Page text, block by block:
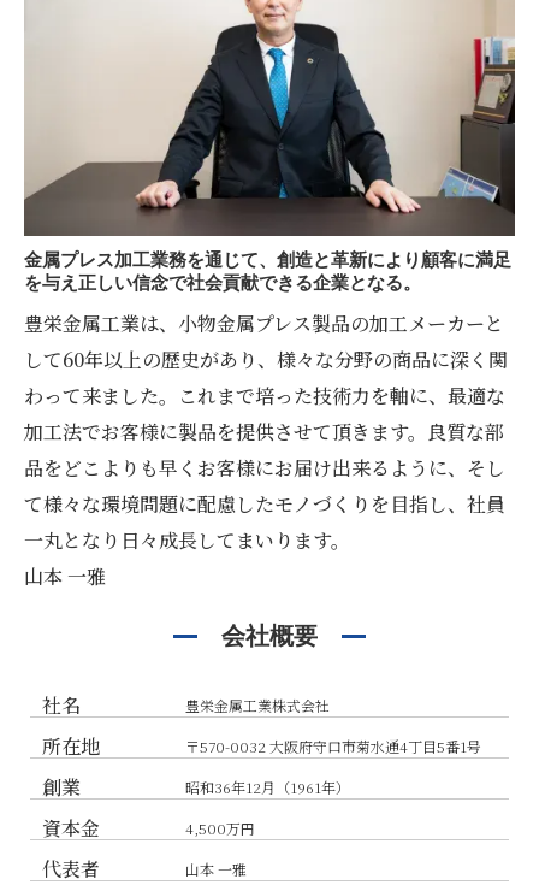
金属プレス加工業務を通じて、創造と革新により顧客に満足
を与え正しい信念で社会貢献できる企業となる。
豊栄金属工業は、小物金属プレス製品の加工メーカーと
して60年以上の歴史があり、様々な分野の商品に深く関
わって来ました。これまで培った技術力を軸に、最適な
加工法でお客様に製品を提供させて頂きます。良質な部
品をどこよりも早くお客様にお届け出来るように、そし
て様々な環境問題に配慮したモノづくりを目指し、社員
一丸となり日々成長してまいります。
山本 一雅
会社概要
社名 豊栄金属工業株式会社
所在地 〒570-0032 大阪府守口市菊水通4丁目5番1号
創業 昭和36年12月（1961年）
資本金 4,500万円
代表者 山本 一雅